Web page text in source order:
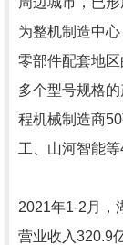
为整机制造中
零部件配套地
多个型号规格
程机械制造商
工、山河智能等
2021年1-2月，
营业收入320.9